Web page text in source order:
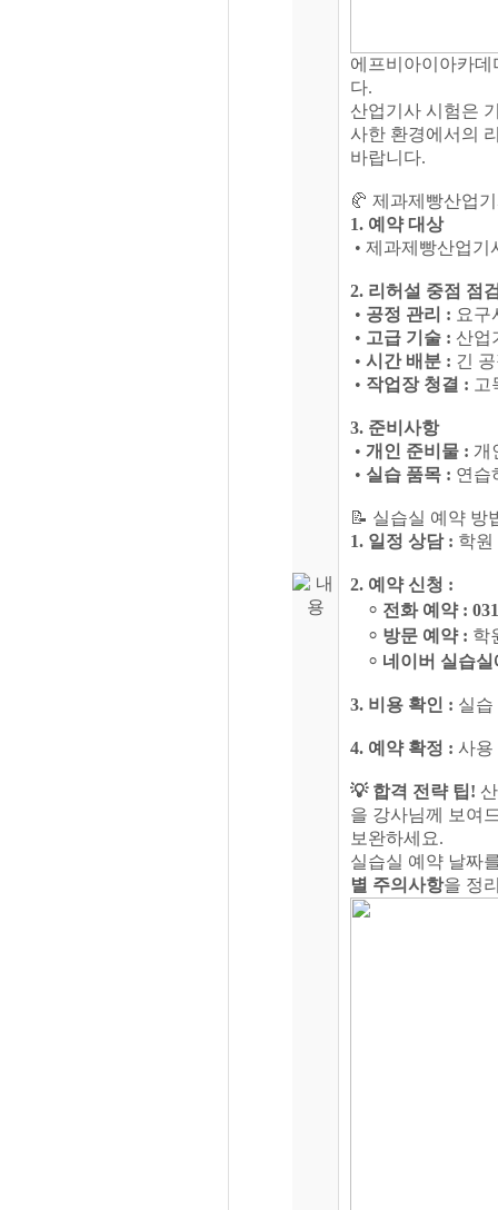
에프비아이아카
다.
산업기사 시험은
사한 환경에서의
바랍니다.
🥐 제과제빵산업
1. 예약 대상
• 제과제빵산업
2. 리허설 중점 점
• 공정 관리 : 요구
• 고급 기술 : 산업
• 시간 배분 : 긴
• 작업장 청결 : 고
3. 준비사항
• 개인 준비물 : 개
• 실습 품목 : 연습
📝 실습실 예약 방
1. 일정 상담 : 학원
2. 예약 신청 :
⸰ 전화 예약 :
⸰ 방문 예약 : 학
⸰ 네이버 실습실
3. 비용 확인 : 실습
4. 예약 확정 : 사용
💡 합격 전략 팁!
을 강사님께 보여
보완하세요.
실습실 예약 날짜
별 주의사항을 정